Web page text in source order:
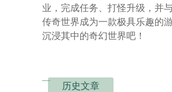
业，完成任务、打怪升级，并
传奇世界成为一款极具乐趣的
沉浸其中的奇幻世界吧！
历史文章